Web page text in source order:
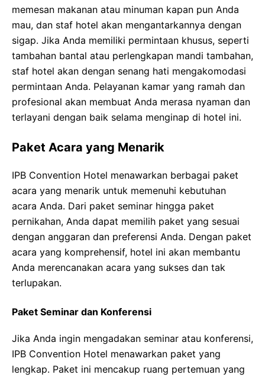
memesan makanan atau minuman kapan pun Anda
mau, dan staf hotel akan mengantarkannya dengan
sigap. Jika Anda memiliki permintaan khusus, seperti
tambahan bantal atau perlengkapan mandi tambahan,
staf hotel akan dengan senang hati mengakomodasi
permintaan Anda. Pelayanan kamar yang ramah dan
profesional akan membuat Anda merasa nyaman dan
terlayani dengan baik selama menginap di hotel ini.
Paket Acara yang Menarik
IPB Convention Hotel menawarkan berbagai paket
acara yang menarik untuk memenuhi kebutuhan
acara Anda. Dari paket seminar hingga paket
pernikahan, Anda dapat memilih paket yang sesuai
dengan anggaran dan preferensi Anda. Dengan paket
acara yang komprehensif, hotel ini akan membantu
Anda merencanakan acara yang sukses dan tak
terlupakan.
Paket Seminar dan Konferensi
Jika Anda ingin mengadakan seminar atau konferensi,
IPB Convention Hotel menawarkan paket yang
lengkap. Paket ini mencakup ruang pertemuan yang